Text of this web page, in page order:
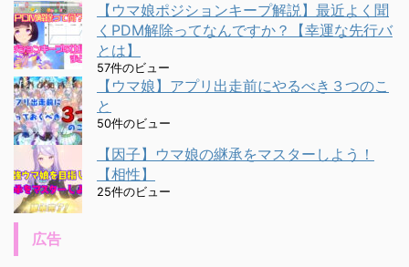
【ウマ娘ポジションキープ解説】最近よく聞
くPDM解除ってなんですか？【幸運な先行バ
とは】
57件のビュー
【ウマ娘】アプリ出走前にやるべき３つのこ
と
50件のビュー
【因子】ウマ娘の継承をマスターしよう！
【相性】
25件のビュー
広告